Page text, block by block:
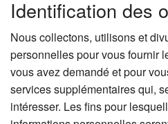
Identification des
Nous collectons, utilisons et
personnelles pour vous fournir
vous avez demandé et pour
services supplémentaires qui,
intéresser. Les fins pour